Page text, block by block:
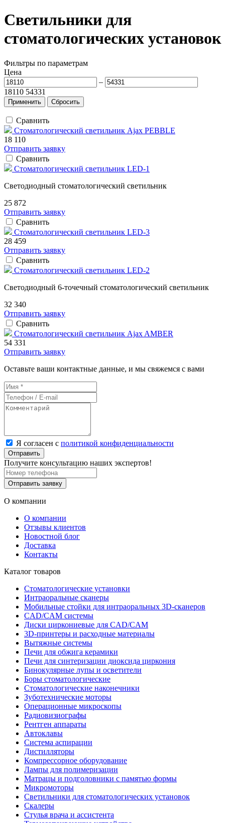
Светильники для
стоматологических установок
Фильтры по параметрам
Цена
–
18110 54331
Сравнить
Стоматологический светильник Ajax PEBBLE
18 110
Отправить заявку
Сравнить
Стоматологический светильник LED-1
Светодиодный стоматологический светильник
25 872
Отправить заявку
Сравнить
Стоматологический светильник LED-3
28 459
Отправить заявку
Сравнить
Стоматологический светильник LED-2
Светодиодный 6-точечный стоматологический светильник
32 340
Отправить заявку
Сравнить
Стоматологический светильник Ajax AMBER
54 331
Отправить заявку
Оставьте ваши контактные данные, и мы свяжемся с вами
Я согласен с политикой конфиденциальности
Отправить
Получите консультацию наших экспертов!
Отправить заявку
О компании
О компании
Отзывы клиентов
Новостной блог
Доставка
Контакты
Каталог товаров
Стоматологические установки
Интраоральные сканеры
Мобильные стойки для интраоральных 3D-сканеров
CAD/CAM системы
Диски циркониевые для CAD/CAM
3D-принтеры и расходные материалы
Вытяжные системы
Печи для обжига керамики
Печи для синтеризации диоксида циркония
Бинокулярные лупы и осветители
Боры стоматологические
Стоматологические наконечники
Зуботехнические моторы
Операционные микроскопы
Радиовизиографы
Рентген аппараты
Автоклавы
Система аспирации
Дистилляторы
Компрессорное оборудование
Лампы для полимеризации
Матрацы и подголовники с памятью формы
Микромоторы
Светильники для стоматологических установок
Скалеры
Стулья врача и ассистента